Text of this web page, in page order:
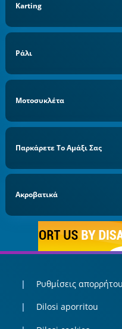
Karting
Ράλι
Μοτοσυκλέτα
Παρκάρετε Το Αμάξι Σας
Ακροβατικά
Ρυθμίσεις απορρήτου
Dilosi aporritou